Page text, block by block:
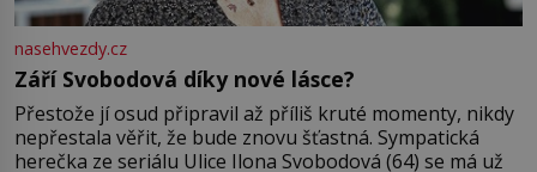
nasehvezdy.cz
Září Svobodová díky nové lásce?
Přestože jí osud připravil až příliš kruté momenty, nikdy
nepřestala věřit, že bude znovu šťastná. Sympatická
herečka ze seriálu Ulice Ilona Svobodová (64) se má už